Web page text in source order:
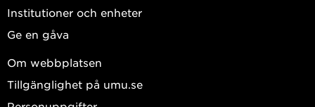
Institutioner och enheter
Ge en gåva
Om webbplatsen
Tillgänglighet på umu.se